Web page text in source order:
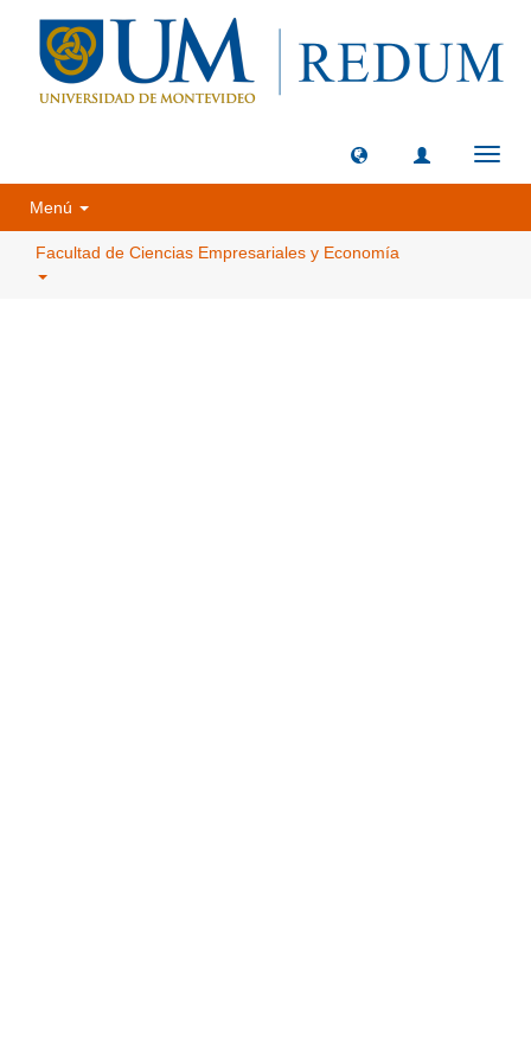
Menú
Facultad de Ciencias Empresariales y Economía